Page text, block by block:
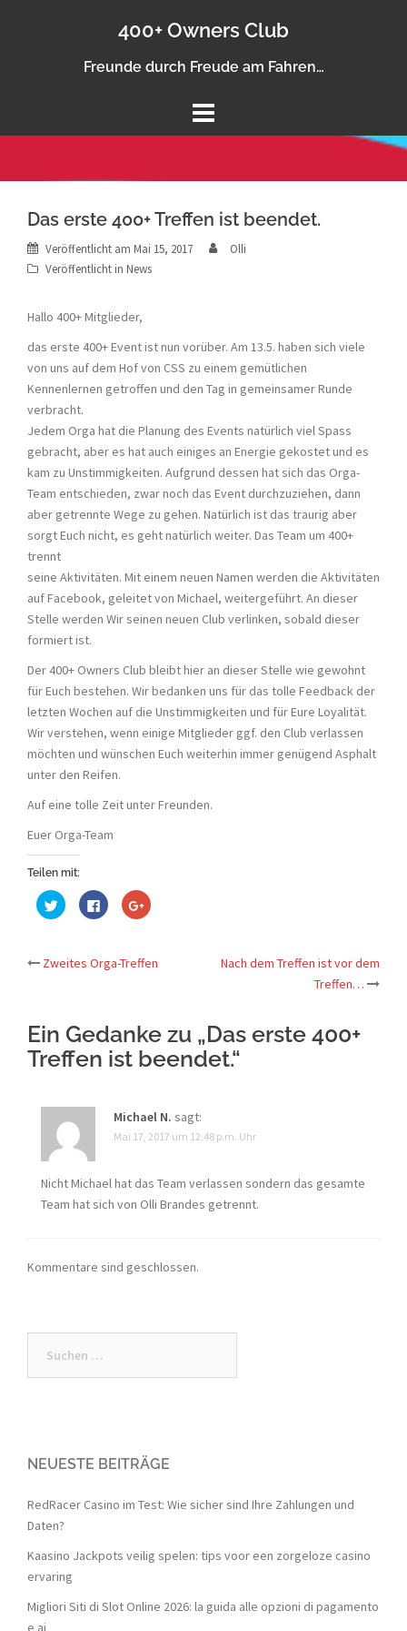
400+ Owners Club
Freunde durch Freude am Fahren…
Das erste 400+ Treffen ist beendet.
Veröffentlicht am Mai 15, 2017
Olli
Veröffentlicht in News
Hallo 400+ Mitglieder,
das erste 400+ Event ist nun vorüber. Am 13.5. haben sich viele
von uns auf dem Hof von CSS zu einem gemütlichen
Kennenlernen getroffen und den Tag in gemeinsamer Runde
verbracht.
Jedem Orga hat die Planung des Events natürlich viel Spass
gebracht, aber es hat auch einiges an Energie gekostet und es
kam zu Unstimmigkeiten. Aufgrund dessen hat sich das Orga-
Team entschieden, zwar noch das Event durchzuziehen, dann
aber getrennte Wege zu gehen. Natürlich ist das traurig aber
sorgt Euch nicht, es geht natürlich weiter. Das Team um 400+
trennt
seine Aktivitäten. Mit einem neuen Namen werden die Aktivitäten
auf Facebook, geleitet von Michael, weitergeführt. An dieser
Stelle werden Wir seinen neuen Club verlinken, sobald dieser
formiert ist.
Der 400+ Owners Club bleibt hier an dieser Stelle wie gewohnt
für Euch bestehen. Wir bedanken uns für das tolle Feedback der
letzten Wochen auf die Unstimmigkeiten und für Eure Loyalität.
Wir verstehen, wenn einige Mitglieder ggf. den Club verlassen
möchten und wünschen Euch weiterhin immer genügend Asphalt
unter den Reifen.
Auf eine tolle Zeit unter Freunden.
Euer Orga-Team
Teilen mit:
Klick,
um
teilen
(Wird
Klick,
um
teilen
(Wird
Zum
Teilen
(Wird
in
Beitrags-
Navigation
Zweites Orga-Treffen
Nach dem Treffen ist vor dem
Treffen…
Ein Gedanke zu „Das erste 400+
Treffen ist beendet.“
Michael N. sagt:
Mai 17, 2017 um 12:48 p.m. Uhr
Nicht Michael hat das Team verlassen sondern das gesamte
Team hat sich von Olli Brandes getrennt.
Kommentare sind geschlossen.
nach:
NEUESTE BEITRÄGE
RedRacer Casino im Test: Wie sicher sind Ihre Zahlungen und
Daten?
Kaasino Jackpots veilig spelen: tips voor een zorgeloze casino
ervaring
Migliori Siti di Slot Online 2026: la guida alle opzioni di pagamento
e ai